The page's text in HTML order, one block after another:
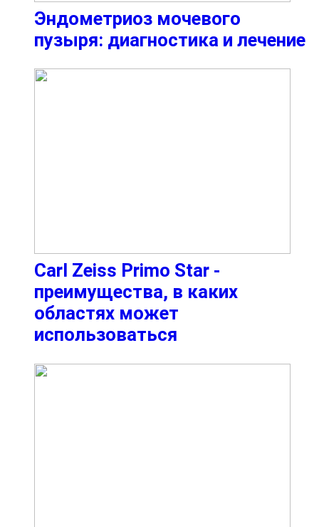
Эндометриоз мочевого
пузыря: диагностика и лечение
Carl Zeiss Primo Star -
преимущества, в каких
областях может
использоваться